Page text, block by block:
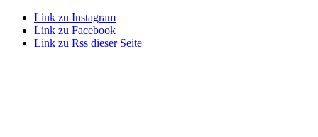
Link zu Instagram
Link zu Facebook
Link zu Rss dieser Seite